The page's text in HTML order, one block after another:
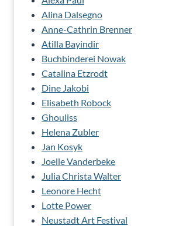
Alina Dalsegno
Anne-Cathrin Brenner
Atilla Bayindir
Buchbinderei Nowak
Catalina Etzrodt
Dine Jakobi
Elisabeth Robock
Ghouliss
Helena Zubler
Jan Kosyk
Joelle Vanderbeke
Julia Christa Walter
Leonore Hecht
Lotte Power
Neustadt Art Festival